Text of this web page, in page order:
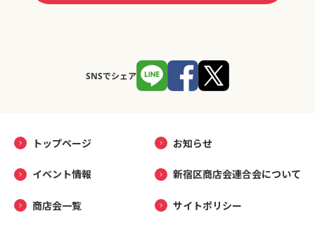
SNSでシェア
トップページ お知らせ
イベント情報 新宿区商店会連合会について
商店会一覧 サイトポリシー